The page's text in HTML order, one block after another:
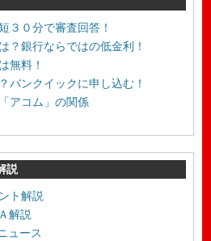
３０分で審査回答！
？銀行ならではの低金利！
無料！
バンクイックに申し込む！
アコム」の関係
説
ト解説
解説
ュース